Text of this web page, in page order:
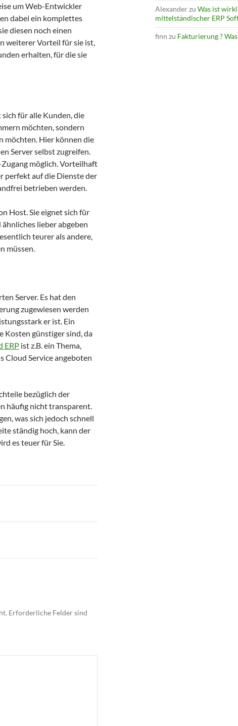
um Web-Entwickler
dabei ein komplettes
diesen noch einen
weiterer Vorteil für sie ist,
erhalten, für die sie
für alle Kunden, die
möchten, sondern
möchten. Hier können die
Server selbst zugreifen.
möglich. Vorteilhaft
perfekt auf die Dienste der
betrieben werden.
Host. Sie eignet sich für
lieber abgeben
teurer als andere,
müssen.
Server. Es hat den
zugewiesen werden
er ist. Ein
Kosten günstiger sind, da
ERP ist z.B. ein Thema,
Cloud Service angeboten
bezüglich der
häufig nicht transparent.
was sich jedoch schnell
ständig hoch, kann der
es teuer für Sie.
Erforderliche Felder sind
Alexanderzu Was ist
mittelständischer ERP
finn zu Fakturierung ?